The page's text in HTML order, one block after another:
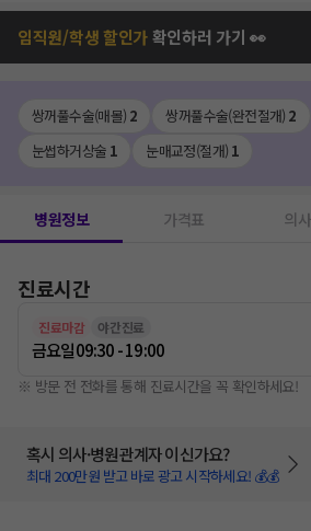
임직원/학생 할인가확인하러 가기 👀
쌍꺼풀수술(매몰) 2 쌍꺼풀수술(완전절개) 2
눈썹하거상술 1 눈매교정(절개) 1
병원정보 가격표 의
진료시간
진료마감 야간진료
금요일09:30 - 19:00
※ 방문 전 전화를 통해 진료시간을 꼭 확인하세요!
혹시 의사·병원관계자 이신가요?
최대 200만원 받고 바로 광고 시작하세요! 💰💰